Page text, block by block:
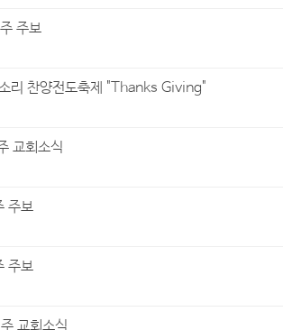
주보
리 찬양전도축제 "Thanks Giving"
교회소식
주보
주보
교회소식